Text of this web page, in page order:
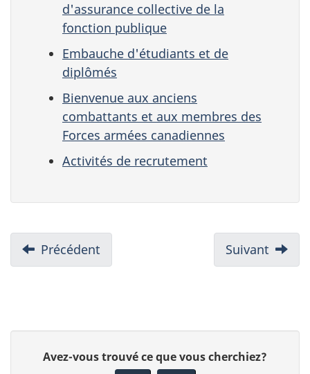
d'assurance collective de la
fonction publique
Embauche d'étudiants et de
diplômés
Bienvenue aux anciens
combattants et aux membres des
Forces armées canadiennes
Activités de recrutement
N
a
i
Précédent
2.
candidature
Suivant
4.
Avez-vous trouvé ce que vous cherchiez?